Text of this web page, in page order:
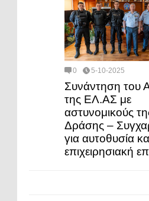
0 5-10-2025
Συνάντηση του
της ΕΛ.ΑΣ με
αστυνομικούς
Δράσης –
για αυτοθυσία
επιχειρησιακή